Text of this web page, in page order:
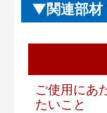
関連部
ご使用にあ
たいこと